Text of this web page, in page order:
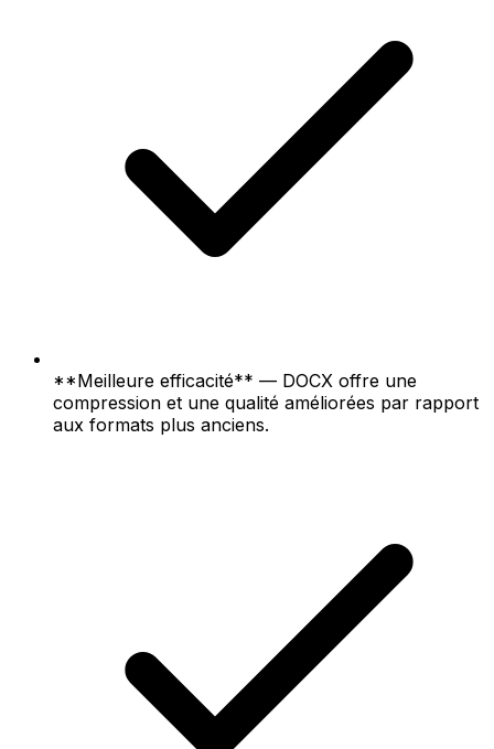
**Meilleure efficacité** — DOCX offre une
compression et une qualité améliorées par rapport
aux formats plus anciens.